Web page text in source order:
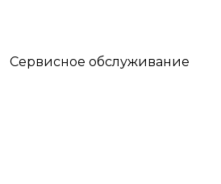
Сервисное обслуживание